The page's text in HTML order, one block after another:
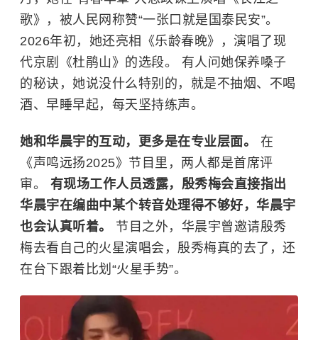
歌》，被人民网称赞“一张口就是国泰民安”。
2026年初，她还亮相《乐龄春晚》，演唱了现
代京剧《杜鹃山》的选段。 有人问她保养嗓子
的秘诀，她说没什么特别的，就是不抽烟、不喝
酒、早睡早起，每天坚持练声。
她和华晨宇的互动，更多是在专业层面。 在
《声鸣远扬2025》节目里，两人都是首席评
审。 有现场工作人员透露，殷秀梅会直接指出
华晨宇在编曲中某个转音处理得不够好，华晨宇
也会认真听着。 节目之外，华晨宇曾邀请殷秀
梅去看自己的火星演唱会，殷秀梅真的去了，还
在台下跟着比划“火星手势”。